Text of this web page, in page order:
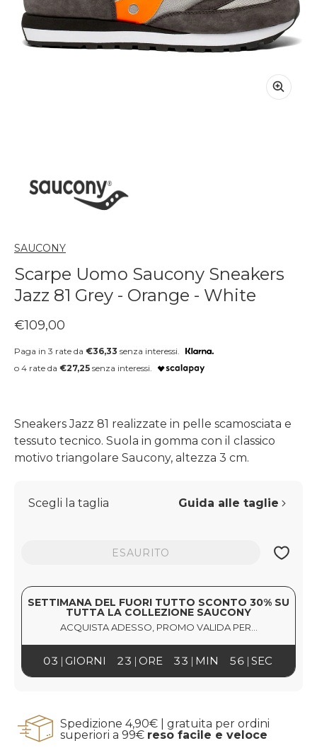
SAUCONY
Scarpe Uomo Saucony Sneakers
Jazz 81 Grey - Orange - White
Prezzo regolare
€109,00
Paga in 3 rate da €36,33 senza interessi.
o 4 rate da €27,25 senza interessi.
Sneakers Jazz 81 realizzate in pelle scamosciata e
tessuto tecnico. Suola in gomma con il classico
motivo triangolare Saucony, altezza 3 cm.
Scegli la taglia Guida alle taglie
ESAURITO
SETTIMANA DEL FUORI TUTTO SCONTO 30% SU
TUTTA LA COLLEZIONE SAUCONY
ACQUISTA ADESSO, PROMO VALIDA PER...
03 23 33 56
GIORNI ORE MIN SEC
Spedizione 4,90€ | gratuita per ordini
superiori a 99€ reso facile e veloce